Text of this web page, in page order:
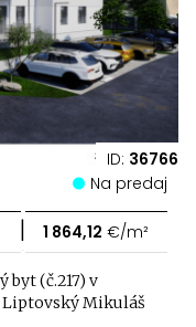
ID: 36766
Na predaj
| 1 864,12 €/m²
byt (č.217) v
Liptovský Mikuláš